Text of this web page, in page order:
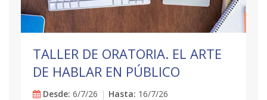
TALLER DE ORATORIA. EL ARTE
DE HABLAR EN PÚBLICO
Desde: 6/7/26 Hasta: 16/7/26